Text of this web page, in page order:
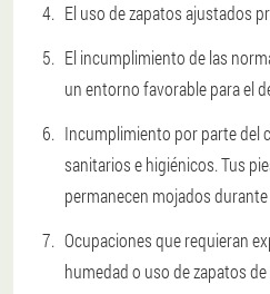
El uso de zapatos ajustados
El incumplimiento de las
un entorno favorable para el
Incumplimiento por parte del
sanitarios e higiénicos. Tus
permanecen mojados
Ocupaciones que requieran
humedad o uso de zapatos